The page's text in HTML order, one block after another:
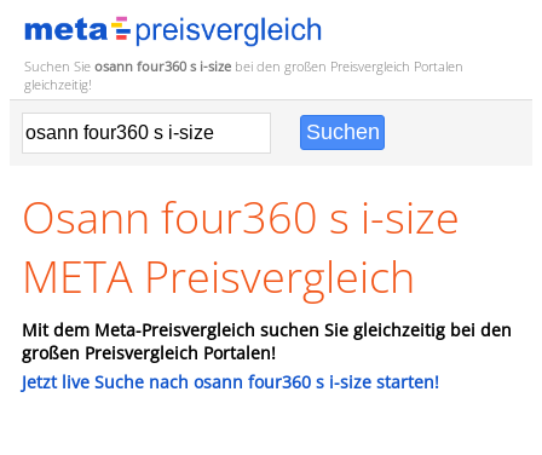
Suchen Sie osann four360 s i-size bei den großen Preisvergleich Portalen
gleichzeitig!
Osann four360 s i-size
META Preisvergleich
Mit dem Meta-Preisvergleich suchen Sie gleichzeitig bei den
großen Preisvergleich Portalen!
Jetzt live Suche nach osann four360 s i-size starten!